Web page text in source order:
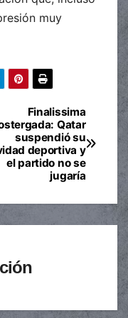
muy
Finalissima
Qatar
suspendió su
deportiva y
el partido no se
jugaría